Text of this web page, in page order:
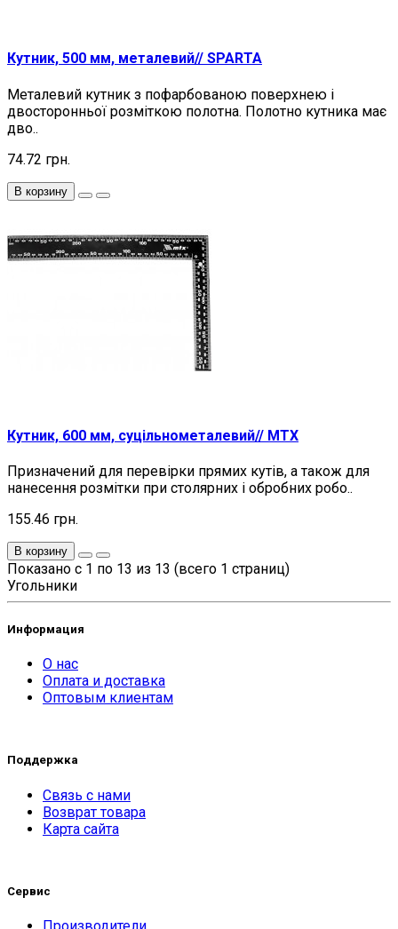
Кутник, 500 мм, металевий// SPARTA
Металевий кутник з пофарбованою поверхнею і
двосторонньої розміткою полотна. Полотно кутника має
дво..
74.72 грн.
В корзину
Кутник, 600 мм, суцільнометалевий// MTX
Призначений для перевірки прямих кутів, а також для
нанесення розмітки при столярних і обробних робо..
155.46 грн.
В корзину
Показано с 1 по 13 из 13 (всего 1 страниц)
Угольники
Информация
О нас
Оплата и доставка
Оптовым клиентам
Поддержка
Связь с нами
Возврат товара
Карта сайта
Сервис